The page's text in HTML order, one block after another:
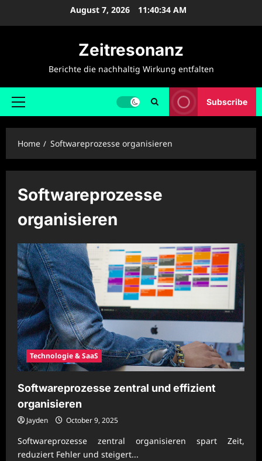
August 7, 2026 11:40:34 AM
Zeitresonanz
Berichte die nachhaltig Wirkung entfalten
Primary
Subscribe
Home Softwareprozesse organisieren
Softwareprozesse
organisieren
Technologie & SaaS
Softwareprozesse zentral und effizient
organisieren
Jayden October 9, 2025
Softwareprozesse zentral organisieren spart Zeit,
reduziert Fehler und steigert...